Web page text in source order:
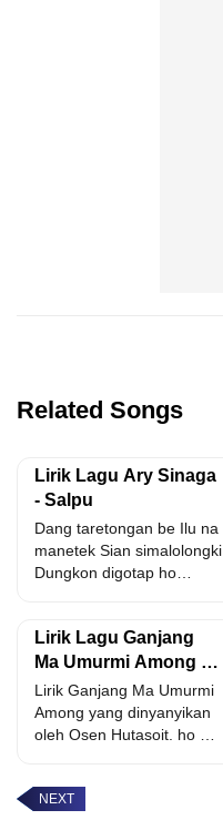
Related Songs
Lirik Lagu Ary Sinaga
- Salpu
Dang taretongan be Ilu na
manetek Sian simalolongki
Dungkon digotap ho
Lirik Lagu Ganjang
Ma Umurmi Among -
Osen Hutasoit
Lirik Ganjang Ma Umurmi
Among yang dinyanyikan
oleh Osen Hutasoit. ho do